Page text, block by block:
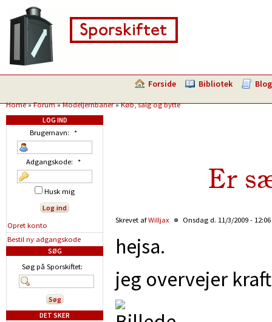
Forside Bibliotek Blog
Home»Forum»Modeljernbaner»Køb, salg og bytte
Er
Skrevet afWilljax Onsdag d. 11/3/2009 - 12:06
hejsa.
jeg overvejer
LOG IND
Brugernavn: *
Adgangskode: *
Husk mig
Opret konto
Bestil ny adgangskode
SØG
Søg på Sporskiftet:
DET SKER